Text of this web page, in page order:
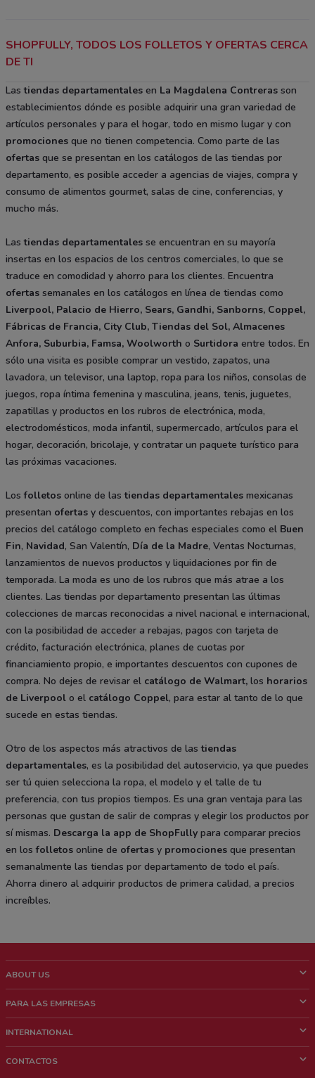
SHOPFULLY, TODOS LOS FOLLETOS Y OFERTAS CERCA
DE TI
Lastiendas departamentales en La Magdalena Contreras son
establecimientos dónde es posible adquirir una gran variedad de
artículos personales y para el hogar, todo en mismo lugar y con
promociones que no tienen competencia. Como parte de las
ofertas que se presentan en los catálogos de las tiendas por
departamento, es posible acceder a agencias de viajes, compra y
consumo de alimentos gourmet, salas de cine, conferencias, y
mucho más.
Lastiendas departamentales se encuentran en su mayoría
insertas en los espacios de los centros comerciales, lo que se
traduce en comodidad y ahorro para los clientes. Encuentra
ofertas semanales en los catálogos en línea de tiendas como
Liverpool, Palacio de Hierro, Sears, Gandhi, Sanborns, Coppel,
Fábricas de Francia, City Club, Tiendas del Sol, Almacenes
Anfora, Suburbia, Famsa, Woolworth o Surtidora entre todos. En
sólo una visita es posible comprar un vestido, zapatos, una
lavadora, un televisor, una laptop, ropa para los niños, consolas de
juegos, ropa íntima femenina y masculina, jeans, tenis, juguetes,
zapatillas y productos en los rubros de electrónica, moda,
electrodomésticos, moda infantil, supermercado, artículos para el
hogar, decoración, bricolaje, y contratar un paquete turístico para
las próximas vacaciones.
Losfolletos online de lastiendas departamentales mexicanas
presentan ofertas y descuentos, con importantes rebajas en los
precios del catálogo completo en fechas especiales como el Buen
Fin, Navidad, San Valentín, Día de la Madre, Ventas Nocturnas,
lanzamientos de nuevos productos y liquidaciones por fin de
temporada. La moda es uno de los rubros que más atrae a los
clientes. Las tiendas por departamento presentan las últimas
colecciones de marcas reconocidas a nivel nacional e internacional,
con la posibilidad de acceder a rebajas, pagos con tarjeta de
crédito, facturación electrónica, planes de cuotas por
financiamiento propio, e importantes descuentos con cupones de
compra. No dejes de revisar el catálogo de Walmart, los horarios
de Liverpool o el catálogo Coppel, para estar al tanto de lo que
sucede en estas tiendas.
Otro de los aspectos más atractivos de lastiendas
departamentales, es la posibilidad del autoservicio, ya que puedes
ser tú quien selecciona la ropa, el modelo y el talle de tu
preferencia, con tus propios tiempos. Es una gran ventaja para las
personas que gustan de salir de compras y elegir los productos por
sí mismas. Descarga la app de ShopFully para comparar precios
en losfolletos online de ofertas y promociones que presentan
semanalmente las tiendas por departamento de todo el país.
Ahorra dinero al adquirir productos de primera calidad, a precios
increíbles.
ABOUT US
¿Quiénes Somos?
Trabaja con nosotros
PARA LAS EMPRESAS
Contacto comercial
INTERNATIONAL
CONTACTOS